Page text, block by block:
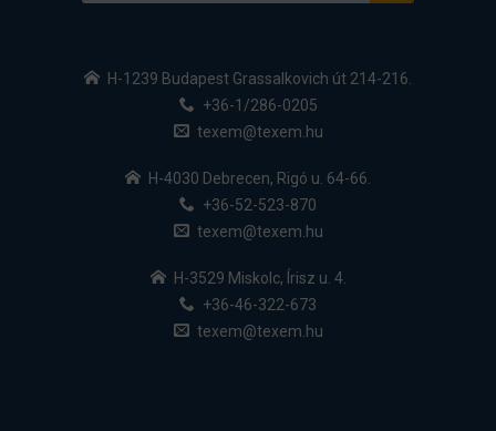
H-1239 Budapest Grassalkovich út 214-216.
+36-1/286-0205
texem@texem.hu
H-4030 Debrecen, Rigó u. 64-66.
+36-52-523-870
texem@texem.hu
H-3529 Miskolc, Írisz u. 4.
+36-46-322-673
texem@texem.hu